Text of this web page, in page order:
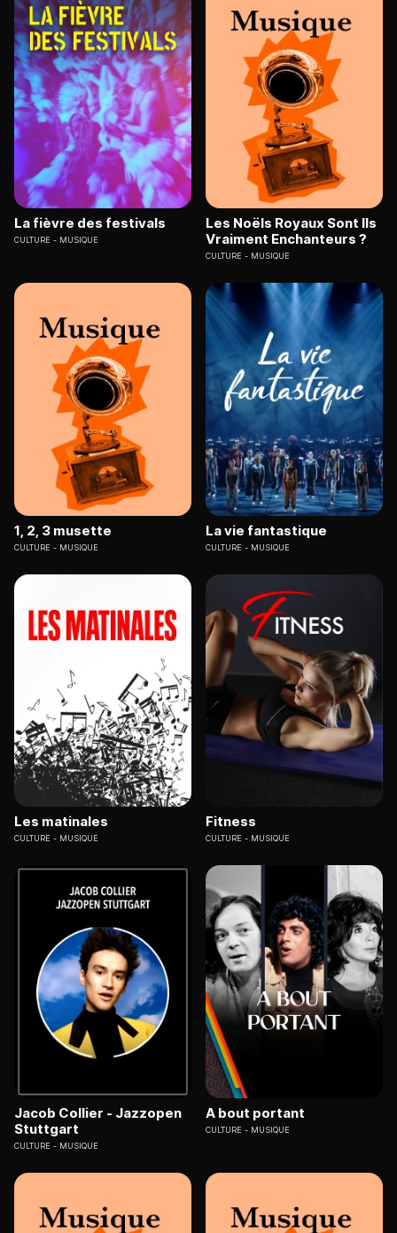
La fièvre des festivals
CULTURE MUSIQUE
Les Noëls Royaux Sont Ils
Vraiment Enchanteurs ?
CULTURE MUSIQUE
1, 2, 3 musette
CULTURE MUSIQUE
La vie fantastique
CULTURE MUSIQUE
Les matinales
CULTURE MUSIQUE
Fitness
CULTURE MUSIQUE
Jacob Collier - Jazzopen
Stuttgart
CULTURE MUSIQUE
A bout portant
CULTURE MUSIQUE